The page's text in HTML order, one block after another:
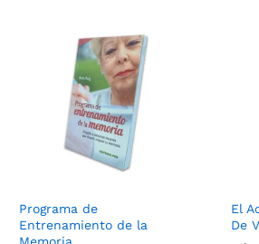
Programa de
Entrenamiento de la
El
De